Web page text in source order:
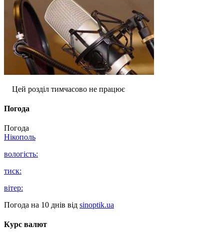
Цей розділ тимчасово не працює
Погода
Погода
Нікополь
вологість:
тиск:
вітер:
Погода на 10 днів від sinoptik.ua
Курс валют